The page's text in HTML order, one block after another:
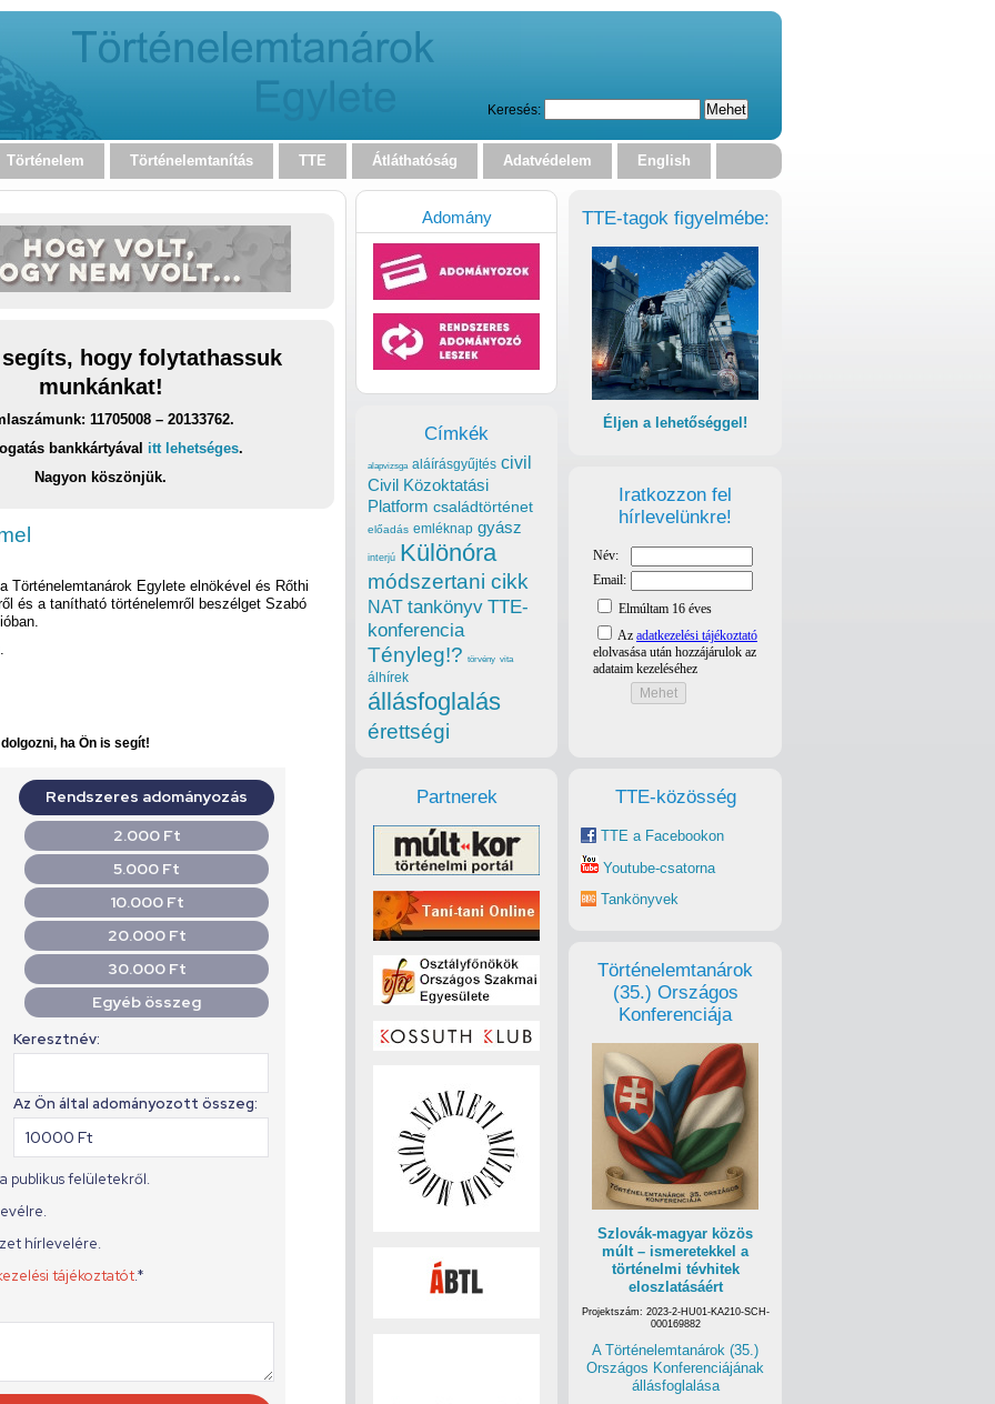
Keresés:
Történelem Történelemtanítás TTE Átláthatóság Adatvédelem English
hogy folytathassuk
munkánkat!
11705008 – 20133762.
bankkártyával itt lehetséges.
Nagyon köszönjük.
Történelemtanárok Egylete elnökével és Rőthi
és a tanítható történelemről beszélget Szabó
.
ha Ön is segít!
TTE-tagok figyelmébe:
Éljen a lehetőséggel!
Iratkozzon fel
hírlevelünkre!
TTE-közösség
TTE a Facebookon
Youtube-csatorna
Tankönyvek
Történelemtanárok
(35.) Országos
Konferenciája
Szlovák-magyar közös
múlt – ismeretekkel a
történelmi tévhitek
eloszlatásáért
Projektszám: 2023-2-HU01-KA210-SCH-
000169882
A Történelemtanárok (35.)
Országos Konferenciájának
állásfoglalása
Adomány
Címkék
alapvizsga aláírásgyűjtés civil
Civil Közoktatási
Platform családtörténet
előadás emléknap gyász
interjú Különóra
módszertani cikk
NAT tankönyv TTE-
konferencia
Tényleg!? törvény vita
álhírek
állásfoglalás
érettségi
Partnerek